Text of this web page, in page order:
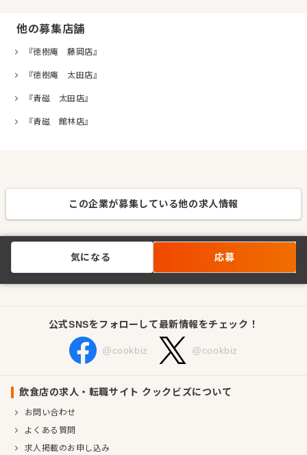
他の募集店舗
『徳樹庵 藤岡店』
『徳樹庵 太田店』
『青磁 太田店』
『青磁 館林店』
この企業が募集している他の求人情報
気になる 応募
公式SNSをフォローして最新情報をチェック！
@cookbiz @cookbiz
飲食店の求人・転職サイト クックビズについて
お問い合わせ
よくある質問
求人掲載のお申し込み